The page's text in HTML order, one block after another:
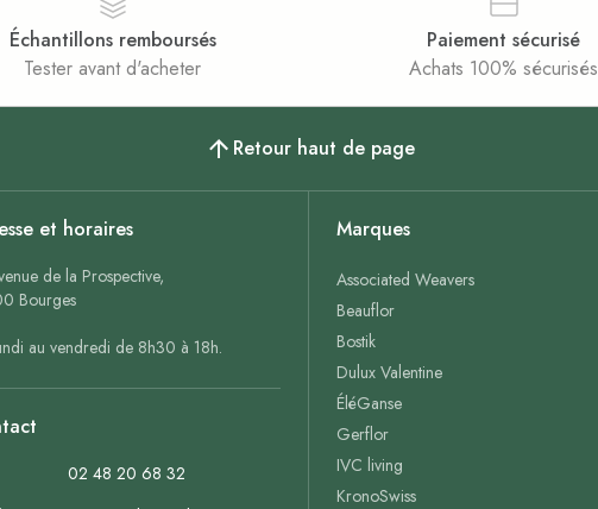
Échantillons remboursés
Tester avant d'acheter
Paiement sécurisé
Achats 100% sécurisés
Retour haut de page
et horaires
de la Prospective,
Bourges
au vendredi de 8h30 à 18h.
02 48 20 68 32
Marques
Associated Weavers
Beauflor
Bostik
Dulux Valentine
ÉléGanse
Gerflor
IVC living
KronoSwiss